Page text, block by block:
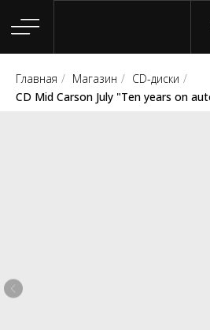
Главная Магазин Группы
Главная / Магазин / CD-диски /